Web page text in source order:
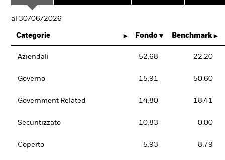
al 30/06/2026
Categorie Fondo Benchmark
Aziendali 52,68 22,20
Governo 15,91 50,60
Government Related 14,80 18,41
Securitizzato 10,83 0,00
Coperto 5,93 8,79